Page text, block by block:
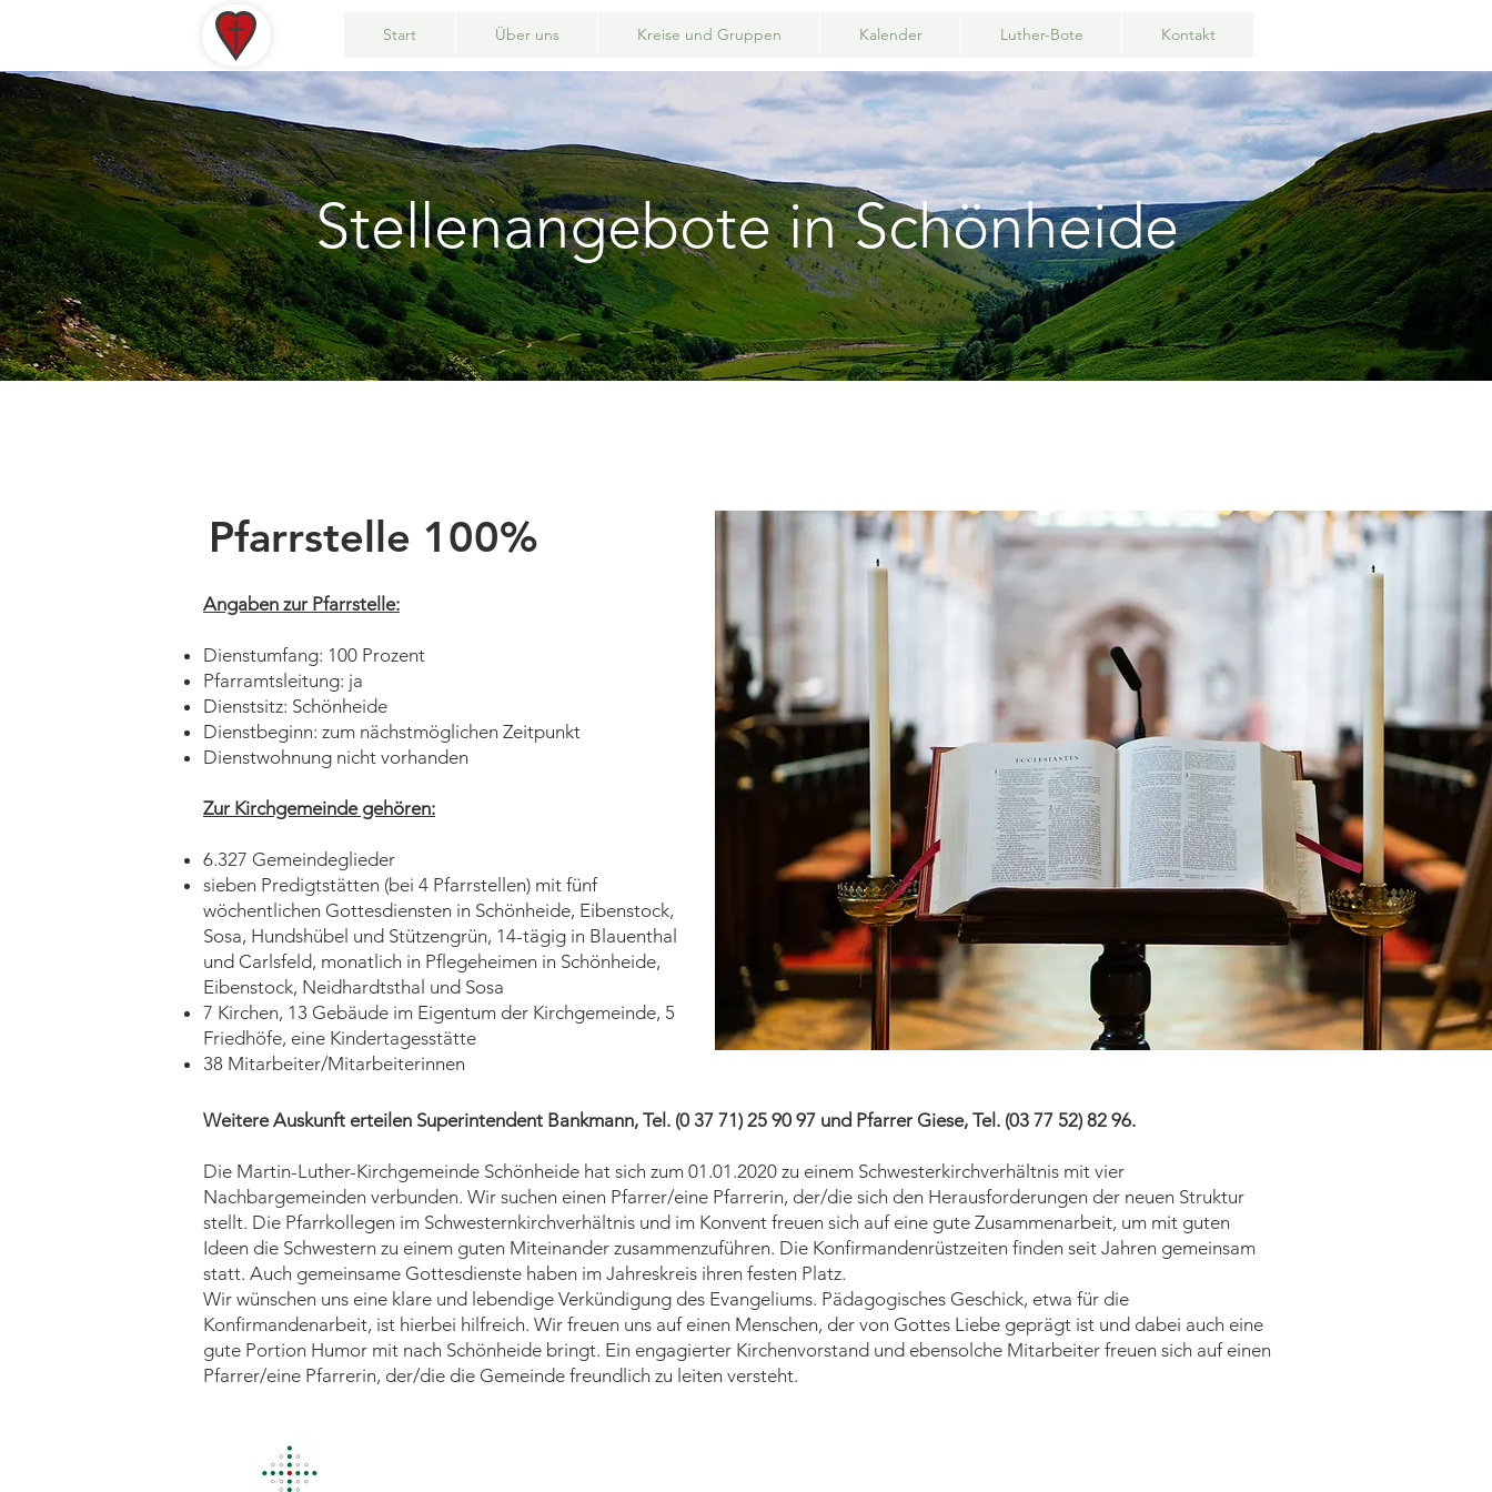
Start Über uns Kreise und Gruppen Kalender Luther-Bote Kontakt
Stellenangebote in Schönheide
Pfarrstelle 100%
Angaben zur Pfarrstelle:
Dienstumfang: 100 Prozent
Pfarramtsleitung: ja
Dienstsitz: Schönheide
Dienstbeginn: zum nächstmöglichen Zeitpunkt
Dienstwohnung nicht vorhanden
Zur Kirchgemeinde gehören:
6.327 Gemeindeglieder
sieben Predigtstätten (bei 4 Pfarrstellen) mit fünf
wöchentlichen Gottesdiensten in Schönheide, Eibenstock,
Sosa, Hundshübel und Stützengrün, 14-tägig in Blauenthal
und Carlsfeld, monatlich in Pflegeheimen in Schönheide,
Eibenstock, Neidhardtsthal und Sosa
7 Kirchen, 13 Gebäude im Eigentum der Kirchgemeinde, 5
Friedhöfe, eine Kindertagesstätte
38 Mitarbeiter/Mitarbeiterinnen
Weitere Auskunft erteilen Superintendent Bankmann, Tel. (0 37 71) 25 90 97 und Pfarrer Giese, Tel. (03 77 52) 82 96.
Die Martin-Luther-Kirchgemeinde Schönheide hat sich zum 01.01.2020 zu einem Schwesterkirchverhältnis mit vier
Nachbargemeinden verbunden. Wir suchen einen Pfarrer/eine Pfarrerin, der/die sich den Herausforderungen der neuen Struktur
stellt. Die Pfarrkollegen im Schwesternkirchverhältnis und im Konvent freuen sich auf eine gute Zusammenarbeit, um mit guten
Ideen die Schwestern zu einem guten Miteinander zusammenzuführen. Die Konfirmandenrüstzeiten finden seit Jahren gemeinsam
statt. Auch gemeinsame Gottesdienste haben im Jahreskreis ihren festen Platz.
Wir wünschen uns eine klare und lebendige Verkündigung des Evangeliums. Pädagogisches Geschick, etwa für die
Konfirmandenarbeit, ist hierbei hilfreich. Wir freuen uns auf einen Menschen, der von Gottes Liebe geprägt ist und dabei auch eine
gute Portion Humor mit nach Schönheide bringt. Ein engagierter Kirchenvorstand und ebensolche Mitarbeiter freuen sich auf einen
Pfarrer/eine Pfarrerin, der/die die Gemeinde freundlich zu leiten versteht.